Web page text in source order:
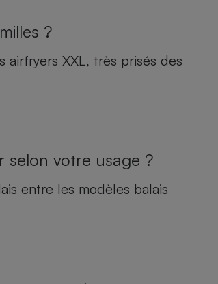
?
airfryers XXL, très prisés des
selon votre usage ?
entre les modèles balais